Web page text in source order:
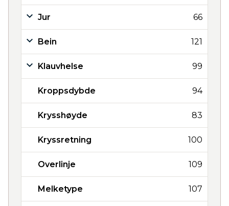
Jur 66
Bein 121
Klauvhelse 99
Kroppsdybde 94
Krysshøyde 83
Kryssretning 100
Overlinje 109
Melketype 107